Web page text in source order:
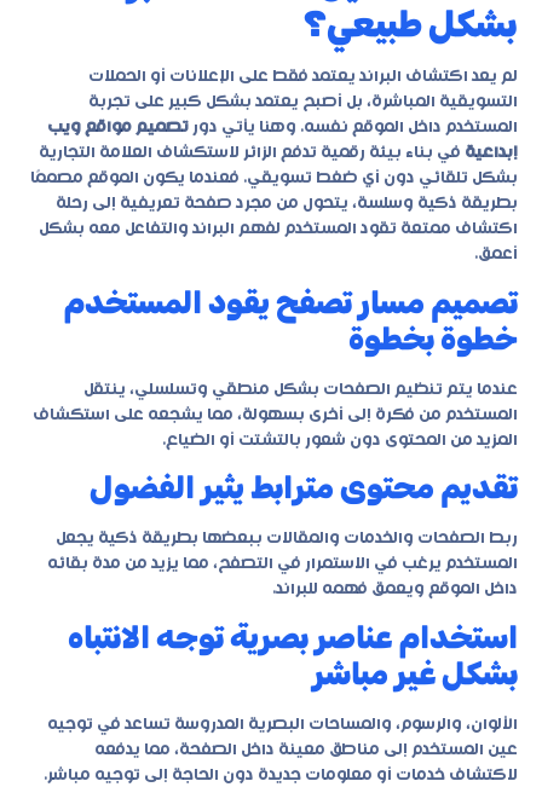
بشكل طبيعي؟
لم يعد اكتشاف البراند يعتمد فقط على الإعلانات أو الحملات
التسويقية المباشرة، بل أصبح يعتمد بشكل كبير على تجربة
المستخدم داخل الموقع نفسه. وهنا يأتي دور تصميم مواقع ويب
إبداعية في بناء بيئة رقمية تدفع الزائر لاستكشاف العلامة التجارية
بشكل تلقائي دون أي ضغط تسويقي. فعندما يكون الموقع مصممًا
بطريقة ذكية وسلسة، يتحول من مجرد صفحة تعريفية إلى رحلة
اكتشاف ممتعة تقود المستخدم لفهم البراند والتفاعل معه بشكل
أعمق.
تصميم مسار تصفح يقود المستخدم
خطوة بخطوة
عندما يتم تنظيم الصفحات بشكل منطقي وتسلسلي، ينتقل
المستخدم من فكرة إلى أخرى بسهولة، مما يشجعه على استكشاف
المزيد من المحتوى دون شعور بالتشتت أو الضياع.
تقديم محتوى مترابط يثير الفضول
ربط الصفحات والخدمات والمقالات ببعضها بطريقة ذكية يجعل
المستخدم يرغب في الاستمرار في التصفح، مما يزيد من مدة بقائه
داخل الموقع ويعمق فهمه للبراند.
استخدام عناصر بصرية توجه الانتباه
بشكل غير مباشر
الألوان، والرسوم، والمساحات البصرية المدروسة تساعد في توجيه
عين المستخدم إلى مناطق معينة داخل الصفحة، مما يدفعه
لاكتشاف خدمات أو معلومات جديدة دون الحاجة إلى توجيه مباشر.